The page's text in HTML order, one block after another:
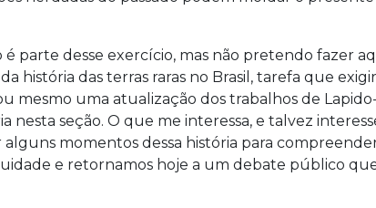
é parte desse exercício, mas não pretendo fazer
história das terras raras no Brasil, tarefa que
mesmo uma atualização dos trabalhos de
nesta seção. O que me interessa, e talvez
momentos dessa história para
e retornamos hoje a um debate público